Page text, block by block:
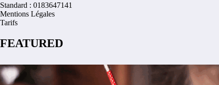
Standard : 0183647141
Mentions Légales
Tarifs
FEATURED